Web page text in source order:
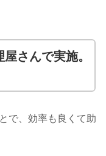
さんで実施。
で、効率も良くて助